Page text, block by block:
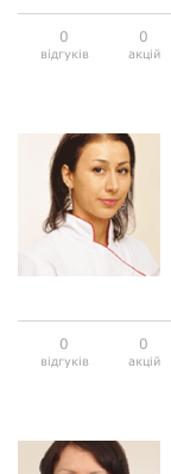
0
відгуків
0
акцій
0
відгуків
0
акцій